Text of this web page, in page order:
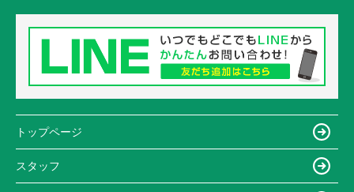
トップページ
スタッフ